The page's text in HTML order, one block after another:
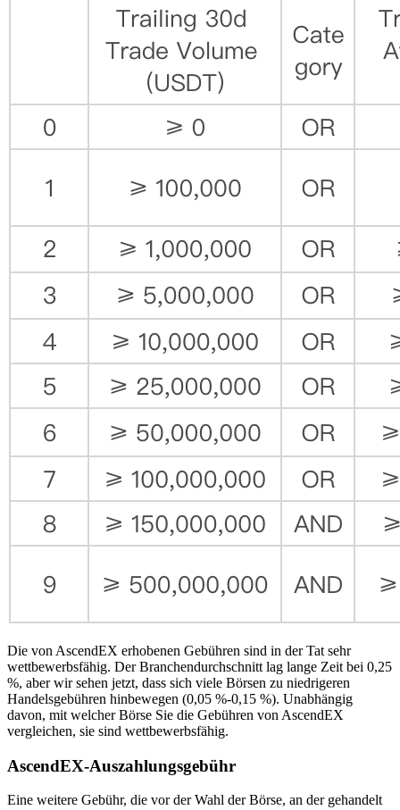
Die von AscendEX erhobenen Gebühren sind in der Tat sehr
wettbewerbsfähig. Der Branchendurchschnitt lag lange Zeit bei 0,25
%, aber wir sehen jetzt, dass sich viele Börsen zu niedrigeren
Handelsgebühren hinbewegen (0,05 %-0,15 %). Unabhängig
davon, mit welcher Börse Sie die Gebühren von AscendEX
vergleichen, sie sind wettbewerbsfähig.
AscendEX-Auszahlungsgebühr
Eine weitere Gebühr, die vor der Wahl der Börse, an der gehandelt